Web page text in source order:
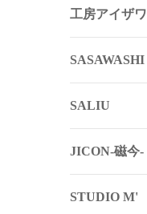
工房アイザワ
SASAWASHI
SALIU
JICON-磁今-
STUDIO M'